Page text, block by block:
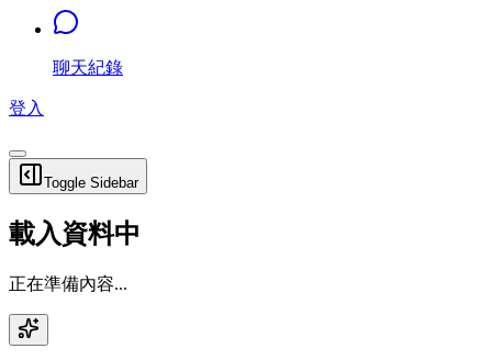
聊天紀錄
登入
Toggle Sidebar
載入資料中
正在準備內容...